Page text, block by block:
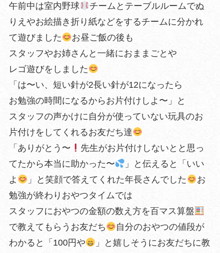
午前中は室内野球
チームとテーブルルームでぬ
りえやお絵描き折り紙などをするチームに分かれ
て遊びました
お昼ご飯の後も
スタッフやお姉さんと一緒におままごとや
レゴ遊びをしました
「は〜い、短い針が2長い針が12になったら
お勉強の時間になるからお片付けしよ〜」と
スタッフの声かけに自分が使っていない玩具のお
片付けをしてくれるお友だち達
「ありがとう〜
先生がお片付けしないとと思っ
てたから本当に助かった〜
」と伝えると「いい
よ
」と笑顔で答えてくれた年長さんでした
お
勉強が終わりおやつタイムでは
スタッフにおやつの金額の数え方を百マス算盤
で教えてもらうお友だち
自分のおやつの値段が
わかると「100円や
」と嬉しそうにお友だちに教